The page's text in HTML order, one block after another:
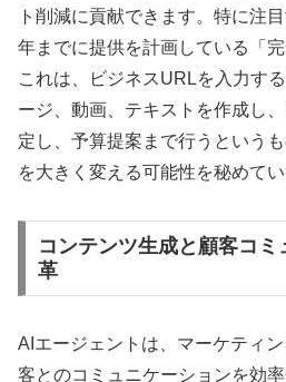
ト削減に貢献できます。特に注
年までに提供を計画している「
これは、ビジネスURLを入力す
ージ、動画、テキストを作成し
定し、予算提案まで行うという
を大きく変える可能性を秘めてい
コンテンツ生成と顧客コ
革
AIエージェントは、マーケティ
客とのコミュニケーションを効